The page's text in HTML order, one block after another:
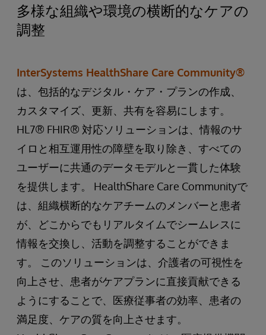
多様な組織や環境の横断的なケアの
調整
InterSystems HealthShare Care Community®
は、包括的なデジタル・ケア・プランの作成、
カスタマイズ、更新、共有を容易にします。
HL7® FHIR® 対応ソリューションは、情報のサ
イロと相互運用性の障壁を取り除き、すべての
ユーザーに共通のデータモデルと一貫した体験
を提供します。 HealthShare Care Communityで
は、組織横断的なケアチームのメンバーと患者
が、どこからでもリアルタイムでシームレスに
情報を交換し、活動を調整することができま
す。 このソリューションは、介護者の可視性を
向上させ、患者がケアプランに直接貢献できる
ようにすることで、医療従事者の効率、患者の
満足度、ケアの質を向上させます。